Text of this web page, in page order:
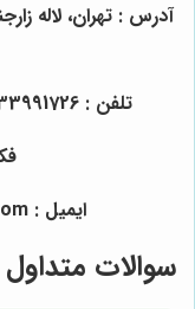
آدرس : تهران، لاله
تلفن : 02133991726-02133993254-02133991767
فکس
ایمیل : Benis_company@yahoo.com
سوالات